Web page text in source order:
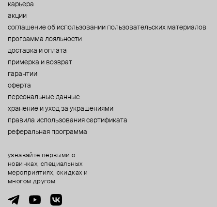
карьера
акции
cоглашение об использовании пользовательских материалов
программа лояльности
доставка и оплата
примерка и возврат
гарантии
оферта
персональные данные
хранение и уход за украшениями
правила использования сертификата
реферальная программа
узнавайте первыми о
новинках, специальных
мероприятиях, скидках и
многом другом